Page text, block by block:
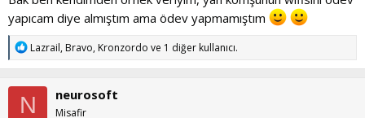
yapıcam diye almıştım ama ödev yapmamıştım
T
p
k
l
Lazrail,Bravo,Kronzordo ve 1 diğer kullanıcı.
N neurosoft
Misafir